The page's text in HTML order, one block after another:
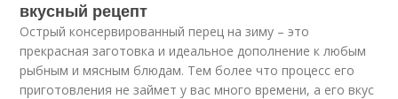
вкусный рецепт
Острый консервированный перец на зиму – это
прекрасная заготовка и идеальное дополнение к любым
рыбным и мясным блюдам. Тем более что процесс его
приготовления не займет у вас много времени, а его вкус